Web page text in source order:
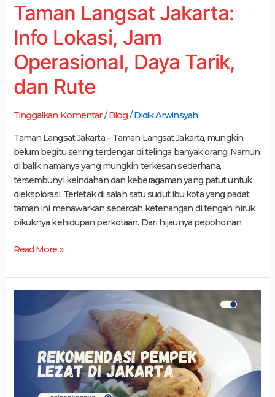
Taman Langsat Jakarta:
Info Lokasi, Jam
Operasional, Daya Tarik,
dan Rute
Tinggalkan Komentar/Blog/Didik Arwinsyah
Taman Langsat Jakarta – Taman Langsat Jakarta, mungkin
belum begitu sering terdengar di telinga banyak orang. Namun,
di balik namanya yang mungkin terkesan sederhana,
tersembunyi keindahan dan keberagaman yang patut untuk
dieksplorasi. Terletak di salah satu sudut ibu kota yang padat,
taman ini menawarkan secercah ketenangan di tengah hiruk
pikuknya kehidupan perkotaan. Dari hijaunya pepohonan
Read More »
Rekomendasi
Lezat
Jakarta,